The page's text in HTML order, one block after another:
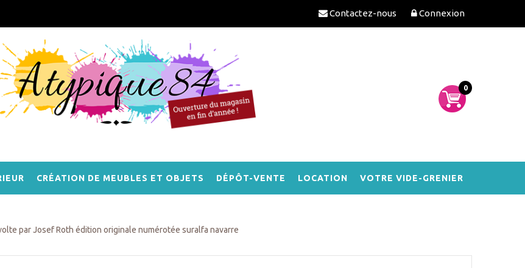
Connexion
Contactez-nous
0
CRÉATION DE MEUBLES ET OBJETS DÉPÔT-VENTE LOCATION VOTRE VIDE-GRENIER
par Josef Roth édition originale numérotée suralfa navarre